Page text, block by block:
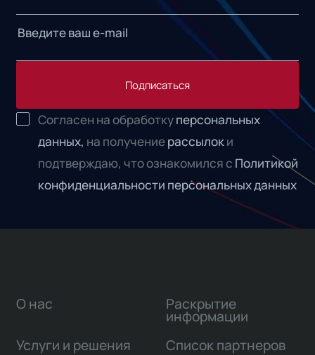
Подписаться
Согласен на обработкуперсональных
данных, на получениерассылоки
подтверждаю, что ознакомился с Политикой
конфиденциальности персональных данных
О нас
Услуги и решения
Раскрытие
информации
Список партнеров